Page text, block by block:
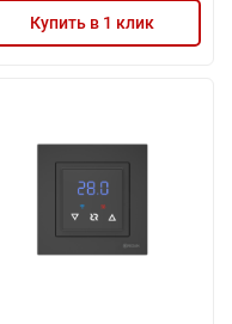
Купить в 1 клик